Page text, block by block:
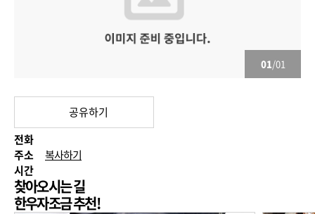
01/01
공유하기
전화
주소
복사하기
시간
찾아오시는 길
250m
한우자조금 추천!